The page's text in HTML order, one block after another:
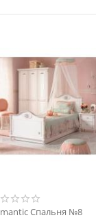
Спальня №8